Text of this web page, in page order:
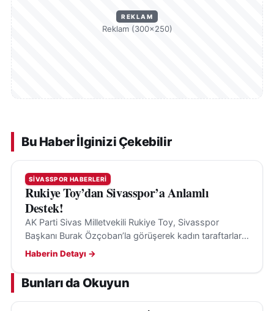
REKLAM
Reklam (300×250)
Bu Haber İlginizi Çekebilir
SIVASSPOR HABERLERI
Rukiye Toy’dan Sivasspor’a Anlamlı
Destek!
AK Parti Sivas Milletvekili Rukiye Toy, Sivasspor
Başkanı Burak Özçoban’la görüşerek kadın taraftarların
maçları tribünden izlemesi için loca desteği sağladı.
Haberin Detayı →
Bunları da Okuyun